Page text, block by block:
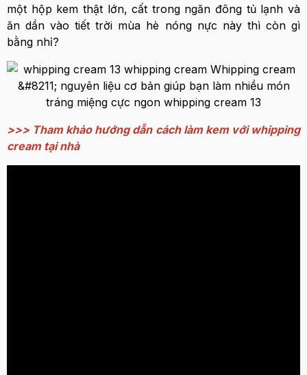
một hộp kem thật lớn, cất trong ngăn đông tủ lạnh và
ăn dần vào tiết trời mùa hè nóng nực này thì còn gì
bằng nhỉ?
>>> Tham khảo hướng dẫn cách làm kem với whipping
cream tại nhà